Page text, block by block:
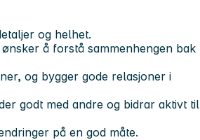
og helhet.
å forstå sammenhengen bak
og bygger gode relasjoner i
godt med andre og bidrar aktivt til
på en god måte.